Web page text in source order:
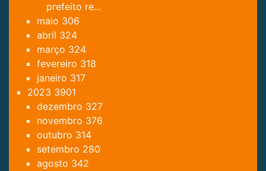
prefeito re...
maio 306
abril 324
março 324
fevereiro 318
janeiro 317
2023 3901
dezembro 327
novembro 376
outubro 314
setembro 280
agosto 342